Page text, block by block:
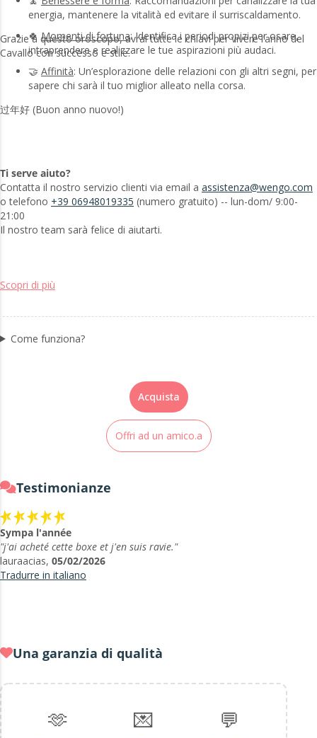
energia, mantenere la vitalità ed evitare il surriscaldamento.
🍀 Momenti di fortuna: Identifica i periodi propizi per osare,
intraprendere e realizzare le tue aspirazioni più audaci.
🤝 Affinità: Un’esplorazione delle relazioni con gli altri segni, per
sapere chi sarà il tuo miglior alleato nella corsa.
Grazie a questo oroscopo, avrai tutte le chiavi per vivere l’anno del
Cavallo con successo e stile.
过年好 (Buon anno nuovo!)
Ti serve aiuto?
Contatta il nostro servizio clienti via email a assistenza@wengo.com
o telefono +39 06948019335
21:00
Il nostro team sarà felice di aiutarti.
Scopri di più
Come funziona?
Acquista
Offri ad un amico.a
Testimonianze
Sympa l'année
"j'ai acheté cette boxe et j'en suis ravie."
lauraacias, 05/02/2026
Tradurre in italiano
Una garanzia di qualità
🫶 💌 💬